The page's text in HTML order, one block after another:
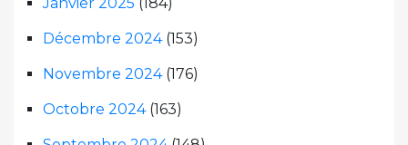
Décembre 2024(153)
Novembre 2024(176)
Octobre 2024(163)